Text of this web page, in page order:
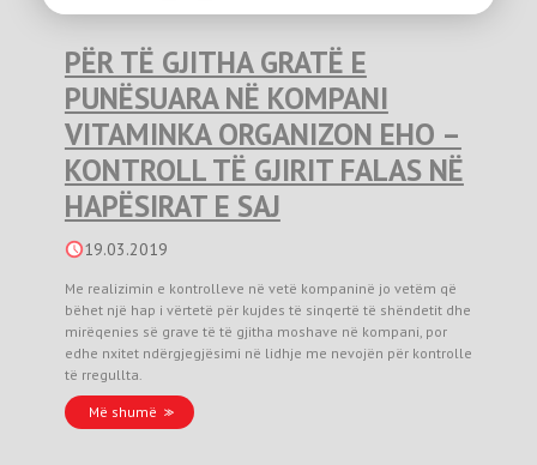
PËR TË GJITHA GRATË E
PUNËSUARA NË KOMPANI
VITAMINKA ORGANIZON EHO –
KONTROLL TË GJIRIT FALAS NË
HAPËSIRAT E SAJ
19.03.2019
Me realizimin e kontrolleve në vetë kompaninë jo vetëm që
bëhet një hap i vërtetë për kujdes të sinqertë të shëndetit dhe
mirëqenies së grave të të gjitha moshave në kompani, por
edhe nxitet ndërgjegjësimi në lidhje me nevojën për kontrolle
të rregullta.
Më shumë